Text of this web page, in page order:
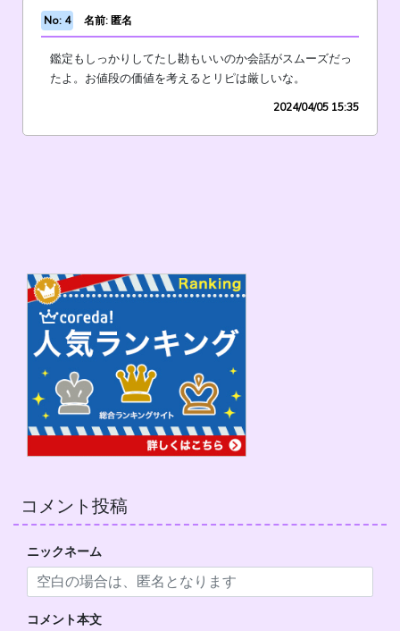
No: 4 名前: 匿名
鑑定もしっかりしてたし勘もいいのか会話がスムーズだっ
たよ。お値段の価値を考えるとリピは厳しいな。
2024/04/05 15:35
コメント投稿
ニックネーム
コメント本文